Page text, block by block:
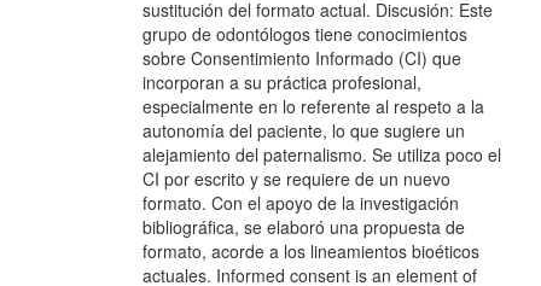
sustitución del formato actual. Discusión: Este
grupo de odontólogos tiene conocimientos
sobre Consentimiento Informado (CI) que
incorporan a su práctica profesional,
especialmente en lo referente al respeto a la
autonomía del paciente, lo que sugiere un
alejamiento del paternalismo. Se utiliza poco el
CI por escrito y se requiere de un nuevo
formato. Con el apoyo de la investigación
bibliográfica, se elaboró una propuesta de
formato, acorde a los lineamientos bioéticos
actuales. Informed consent is an element of